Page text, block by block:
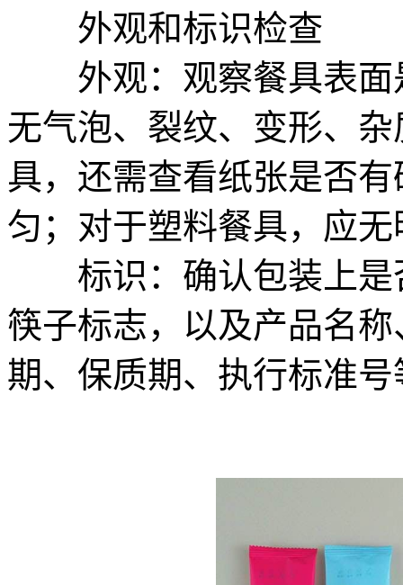
外观和标识检查
外观：观察餐具表面
无气泡、裂纹、变形、
具，还需查看纸张是否
匀；对于塑料餐具，应
标识：确认包装上是
筷子标志，以及产品名
期、保质期、执行标准